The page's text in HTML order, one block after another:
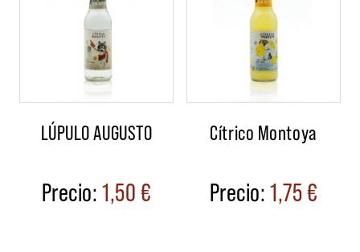
LÚPULO AUGUSTO
1,50€
Cítrico Montoya
1,75€